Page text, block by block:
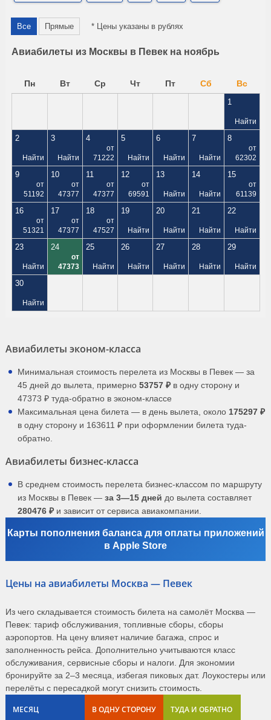
Все Прямые * Цены указаны в рублях
Авиабилеты из Москвы в Певек на ноябрь
Пн Вт Ср Чт Пт Сб Вс
1
Найти
2
Найти
3
Найти
4
от
71222
5
Найти
6
Найти
7
Найти
8
от
62302
9
от
51192
10
от
47377
11
от
47377
12
от
69591
13
Найти
14
Найти
15
от
61139
16
от
51321
17
от
47377
18
от
47527
19
Найти
20
Найти
21
Найти
22
Найти
23
Найти
24
от
47373
25
Найти
26
Найти
27
Найти
28
Найти
29
Найти
30
Найти
Авиабилеты эконом-класса
Минимальная стоимость перелета из Москвы в Певек — за
45 дней до вылета, примерно 53757 ₽ в одну сторону и
47373 ₽ туда-обратно в эконом-классе
Максимальная цена билета — в день вылета, около 175297 ₽
в одну сторону и 163611 ₽ при оформлении билета туда-
обратно.
Авиабилеты бизнес-класса
В среднем стоимость перелета бизнес-классом по маршруту
из Москвы в Певек — за 3—15 дней до вылета составляет
280476 ₽ и зависит от сервиса авиакомпании.
Карты пополнения баланса для оплаты приложений
в Apple Store
Цены на авиабилеты Москва — Певек
Из чего складывается стоимость билета на самолёт Москва —
Певек: тариф обслуживания, топливные сборы, сборы
аэропортов. На цену влияет наличие багажа, спрос и
заполненность рейса. Дополнительно учитываются класс
обслуживания, сервисные сборы и налоги. Для экономии
бронируйте за 2–3 месяца, избегая пиковых дат. Лоукостеры или
перелёты с пересадкой могут снизить стоимость.
МЕСЯЦ В ОДНУ СТОРОНУ ТУДА И ОБРАТНО